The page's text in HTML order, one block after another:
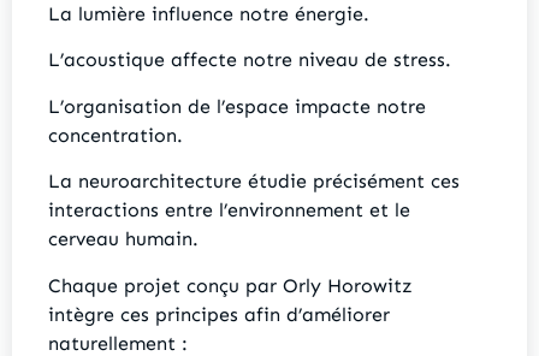
La lumière influence notre énergie.
L’acoustique affecte notre niveau de stress.
L’organisation de l’espace impacte notre
concentration.
La neuroarchitecture étudie précisément ces
interactions entre l’environnement et le
cerveau humain.
Chaque projet conçu par Orly Horowitz
intègre ces principes afin d’améliorer
naturellement :